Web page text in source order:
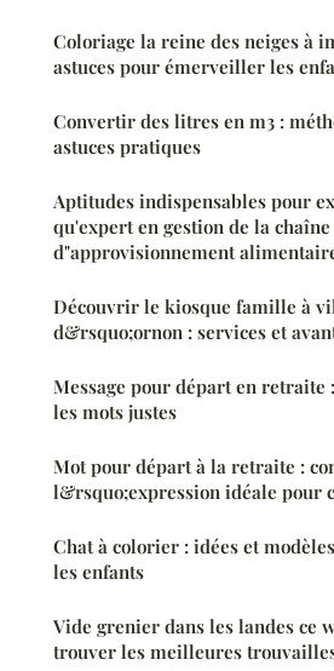
Coloriage la reine des neiges à
astuces pour émerveiller les
Convertir des litres en m3 :
astuces pratiques
Aptitudes indispensables pour
qu'expert en gestion de la chaîne
d"approvisionnement
Découvrir le kiosque famille à
d&rsquo;ornon : services et
Message pour départ en
les mots justes
Mot pour départ à la retraite :
l&rsquo;expression idéale pour
Chat à colorier : idées et
les enfants
Vide grenier dans les landes ce
trouver les meilleures